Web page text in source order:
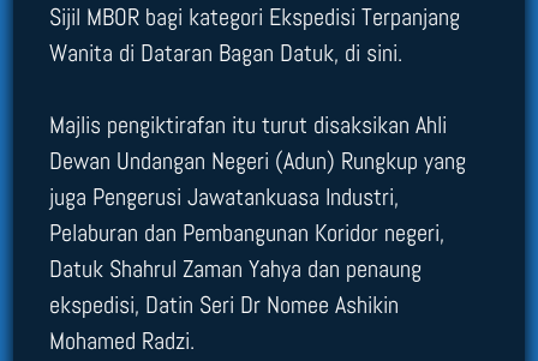
Sijil MBOR bagi kategori Ekspedisi Terpanjang
Wanita di Dataran Bagan Datuk, di sini.
Majlis pengiktirafan itu turut disaksikan Ahli
Dewan Undangan Negeri (Adun) Rungkup yang
juga Pengerusi Jawatankuasa Industri,
Pelaburan dan Pembangunan Koridor negeri,
Datuk Shahrul Zaman Yahya dan penaung
ekspedisi, Datin Seri Dr Nomee Ashikin
Mohamed Radzi.